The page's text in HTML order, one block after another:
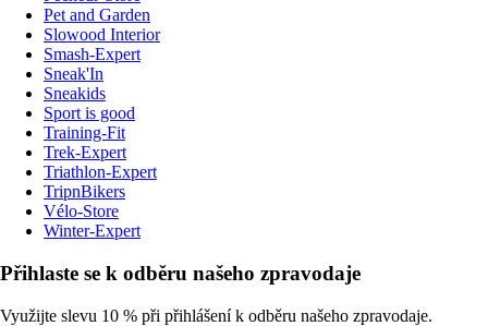
Pet and Garden
Slowood Interior
Smash-Expert
Sneak'In
Sneakids
Sport is good
Training-Fit
Trek-Expert
Triathlon-Expert
TripnBikers
Vélo-Store
Winter-Expert
Přihlaste se k odběru našeho zpravodaje
Využijte slevu 10 % při přihlášení k odběru našeho zpravodaje.